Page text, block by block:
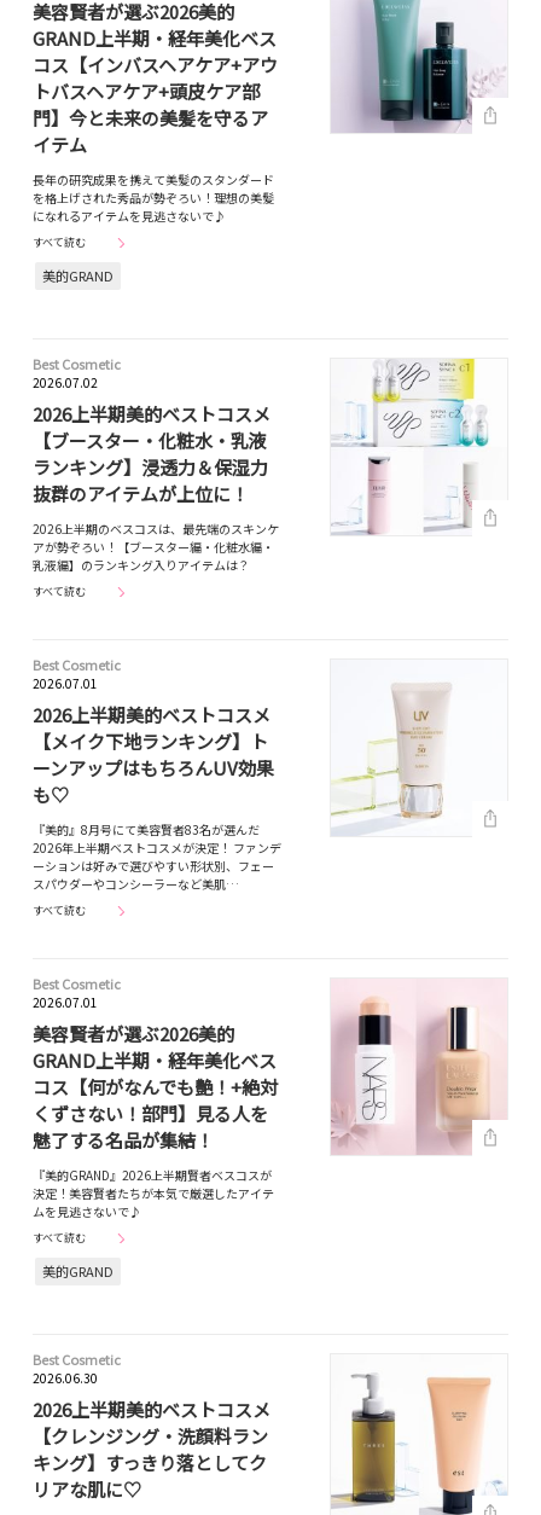
美容賢者が選ぶ2026美的
GRAND上半期・経年美化ベス
コス【インバスヘアケア+アウ
トバスヘアケア+頭皮ケア部
門】今と未来の美髪を守るア
イテム
長年の研究成果を携えて美髪のスタンダード
を格上げされた秀品が勢ぞろい！理想の美髪
になれるアイテムを見逃さないで♪
すべて読む
美的GRAND
Best Cosmetic
2026.07.02
2026上半期美的ベストコスメ
【ブースター・化粧水・乳液
ランキング】浸透力＆保湿力
抜群のアイテムが上位に！
2026上半期のベスコスは、最先端のスキンケ
アが勢ぞろい！【ブースター編・化粧水編・
乳液編】のランキング入りアイテムは？
すべて読む
Best Cosmetic
2026.07.01
2026上半期美的ベストコスメ
【メイク下地ランキング】ト
ーンアップはもちろんUV効果
も♡
『美的』8月号にて美容賢者83名が選んだ
2026年上半期ベストコスメが決定！ ファンデ
ーションは好みで選びやすい形状別、フェー
スパウダーやコンシーラーなど美肌…
すべて読む
Best Cosmetic
2026.07.01
美容賢者が選ぶ2026美的
GRAND上半期・経年美化ベス
コス【何がなんでも艶！+絶対
くずさない！部門】見る人を
魅了する名品が集結！
『美的GRAND』2026上半期賢者ベスコスが
決定！美容賢者たちが本気で厳選したアイテ
ムを見逃さないで♪
すべて読む
美的GRAND
Best Cosmetic
2026.06.30
2026上半期美的ベストコスメ
【クレンジング・洗顔料ラン
キング】すっきり落としてク
リアな肌に♡